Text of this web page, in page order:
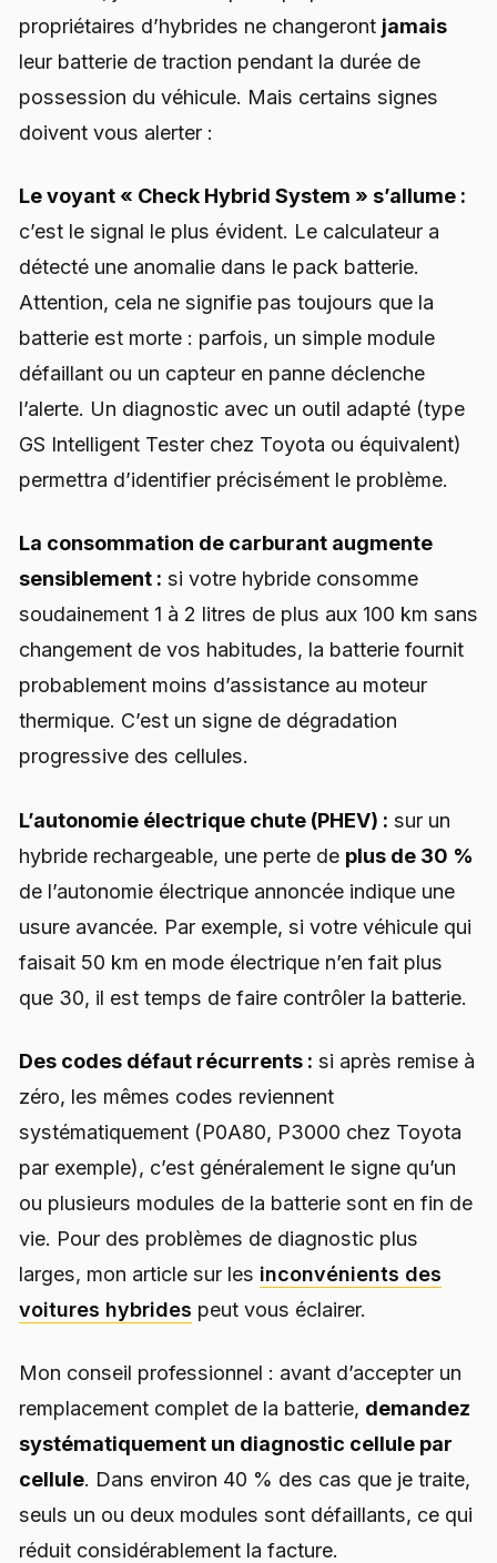
propriétaires d’hybrides ne changeront jamais
leur batterie de traction pendant la durée de
possession du véhicule. Mais certains signes
doivent vous alerter :
Le voyant « Check Hybrid System » s’allume :
c’est le signal le plus évident. Le calculateur a
détecté une anomalie dans le pack batterie.
Attention, cela ne signifie pas toujours que la
batterie est morte : parfois, un simple module
défaillant ou un capteur en panne déclenche
l’alerte. Un diagnostic avec un outil adapté (type
GS Intelligent Tester chez Toyota ou équivalent)
permettra d’identifier précisément le problème.
La consommation de carburant augmente
sensiblement : si votre hybride consomme
soudainement 1 à 2 litres de plus aux 100 km sans
changement de vos habitudes, la batterie fournit
probablement moins d’assistance au moteur
thermique. C’est un signe de dégradation
progressive des cellules.
L’autonomie électrique chute (PHEV) : sur un
hybride rechargeable, une perte de plus de 30 %
de l’autonomie électrique annoncée indique une
usure avancée. Par exemple, si votre véhicule qui
faisait 50 km en mode électrique n’en fait plus
que 30, il est temps de faire contrôler la batterie.
Des codes défaut récurrents : si après remise à
zéro, les mêmes codes reviennent
systématiquement (P0A80, P3000 chez Toyota
par exemple), c’est généralement le signe qu’un
ou plusieurs modules de la batterie sont en fin de
vie. Pour des problèmes de diagnostic plus
larges, mon article sur les inconvénients des
voitures hybrides peut vous éclairer.
Mon conseil professionnel : avant d’accepter un
remplacement complet de la batterie, demandez
systématiquement un diagnostic cellule par
cellule. Dans environ 40 % des cas que je traite,
seuls un ou deux modules sont défaillants, ce qui
réduit considérablement la facture.